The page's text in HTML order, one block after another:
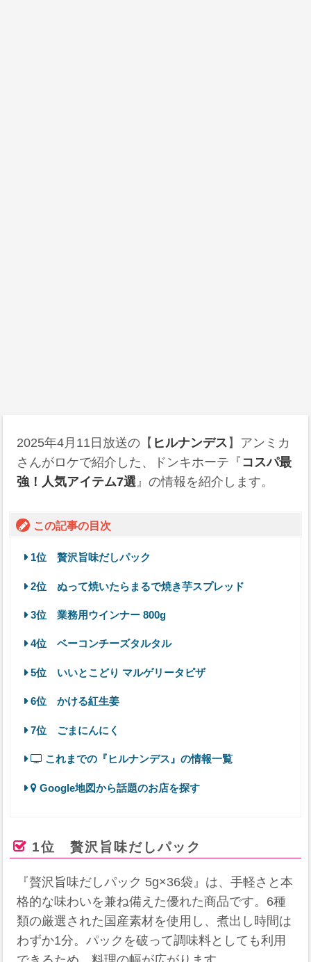
2025年4月11日 放送の【 ヒルナンデス 】アンミカ
さんがロケで紹介した、ドンキホーテ『 コスパ最
強！人気アイテム7選』の情報を紹介します。
この記事の目次
1位 贅沢旨味だしパック
2位 ぬって焼いたらまるで焼き芋スプレッド
3位 業務用ウインナー 800g
4位 ベーコンチーズタルタル
5位 いいとこどり マルゲリータピザ
6位 かける紅生姜
7位 ごまにんにく
これまでの『ヒルナンデス』の情報一覧
Google地図から話題のお店を探す
1位 贅沢旨味だしパック
『贅沢旨味だしパック 5g×36袋』は、手軽さと本
格的な味わいを兼ね備えた優れた商品です。​6種
類の厳選された国産素材を使用し、煮出し時間は
わずか1分。​パックを破って調味料としても利用